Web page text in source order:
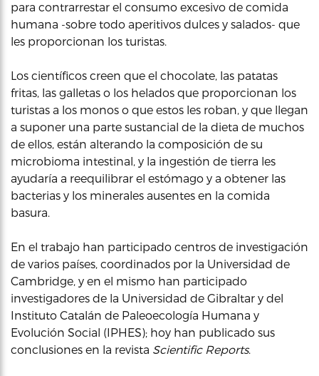
para contrarrestar el consumo excesivo de comida
humana -sobre todo aperitivos dulces y salados- que
les proporcionan los turistas.
Los científicos creen que el chocolate, las patatas
fritas, las galletas o los helados que proporcionan los
turistas a los monos o que estos les roban, y que llegan
a suponer una parte sustancial de la dieta de muchos
de ellos, están alterando la composición de su
microbioma intestinal, y la ingestión de tierra les
ayudaría a reequilibrar el estómago y a obtener las
bacterias y los minerales ausentes en la comida
basura.
En el trabajo han participado centros de investigación
de varios países, coordinados por la Universidad de
Cambridge, y en el mismo han participado
investigadores de la Universidad de Gibraltar y del
Instituto Catalán de Paleoecología Humana y
Evolución Social (IPHES); hoy han publicado sus
conclusiones en la revista Scientific Reports.